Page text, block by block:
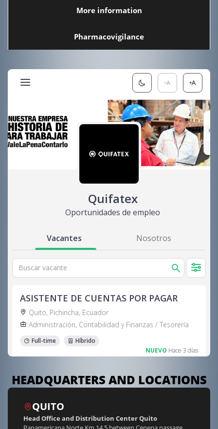
More information
Pharmacovigilance
HEADQUARTERS AND LOCATIONS
QUITO
Head Office and Distribution Center Quito